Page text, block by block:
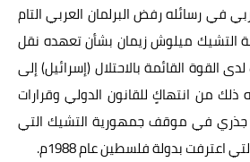
في رسائله رفض البرلمان العربي التام
التشيك ميلوش زيمان بشأن تعهده نقل
القوة القائمة بالاحتلال (إسرائيل) إلى
ذلك من انتهاكٍ للقانون الدولي وقرارات
جذري في موقف جمهورية التشيك التي
بدولة فلسطين عام 1988م.